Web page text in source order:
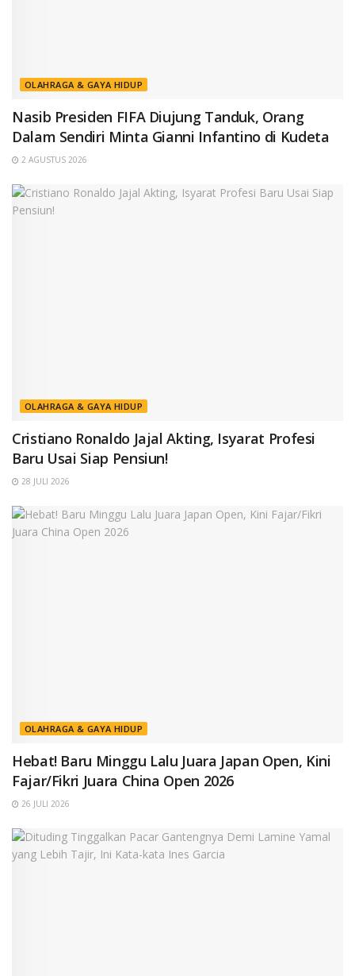
OLAHRAGA & GAYA HIDUP
Nasib Presiden FIFA Diujung Tanduk, Orang
Dalam Sendiri Minta Gianni Infantino di Kudeta
2 AGUSTUS 2026
OLAHRAGA & GAYA HIDUP
Cristiano Ronaldo Jajal Akting, Isyarat Profesi
Baru Usai Siap Pensiun!
28 JULI 2026
OLAHRAGA & GAYA HIDUP
Hebat! Baru Minggu Lalu Juara Japan Open, Kini
Fajar/Fikri Juara China Open 2026
26 JULI 2026